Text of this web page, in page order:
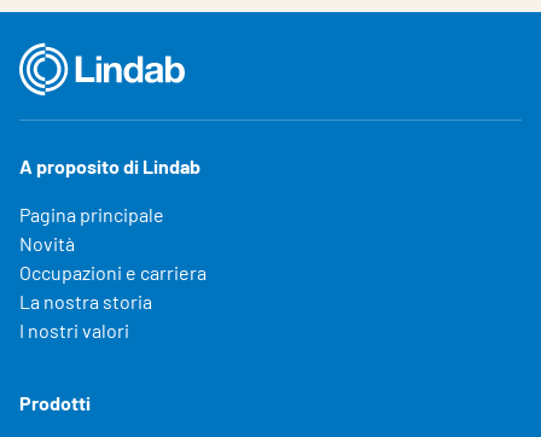
A proposito di Lindab
Pagina principale
Novità
Occupazioni e carriera
La nostra storia
I nostri valori
Prodotti